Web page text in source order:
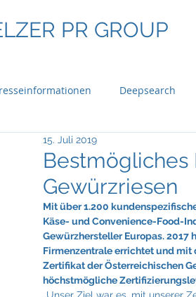
PR GROUP
Deepsearch
Ontime Logistics
Bau & Boden Immobilien Bauer
Braun Lockenhaus Capgemini
Bestmögliches
Gewürzriesen
15. Juli 2019
Mit über 1.200
Käse- und Convenience-Food-
Gewürzhersteller Europas. 2017
Firmenzentrale errichtet und mit
Zertifikat der Österreichischen
höchstmögliche